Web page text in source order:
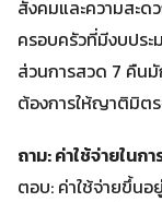
สังคมและความสะด
ครอบครัวที่มีงบปร
ส่วนการสวด 7 คืน
ต้องการให้ญาติมิตร
ถาม: ค่าใช้จ่ายในก
ตอบ: ค่าใช้จ่ายขึ้น